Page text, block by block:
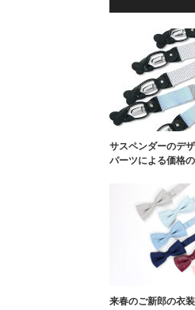
サスペンダーのデ
パーツによる価格
来春のご新郎の衣